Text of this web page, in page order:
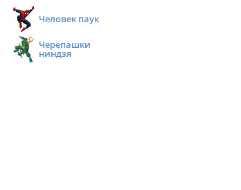
Человек паук
Черепашки
ниндзя